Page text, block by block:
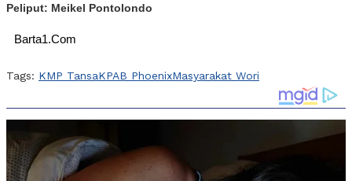
Peliput: Meikel Pontolondo
Barta1.Com
Tags: KMP TansaKPAB PhoenixMasyarakat Wori